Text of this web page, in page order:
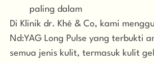
paling dalam
Di Klinik dr. Khé & Co, kami
Nd:YAG Long Pulse yang terbukti
semua jenis kulit, termasuk kulit